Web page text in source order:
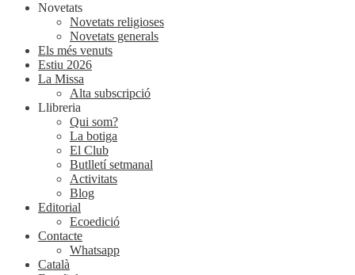
Novetats
Novetats religioses
Novetats generals
Els més venuts
Estiu 2026
La Missa
Alta subscripció
Llibreria
Qui som?
La botiga
El Club
Butlletí setmanal
Activitats
Blog
Editorial
Ecoedició
Contacte
Whatsapp
Català